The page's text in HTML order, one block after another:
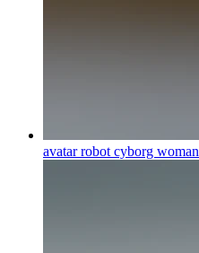
avatar robot cyborg woman